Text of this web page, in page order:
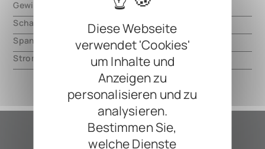
Diese Webseite
verwendet 'Cookies'
um Inhalte und
Anzeigen zu
personalisieren und zu
analysieren.
Bestimmen Sie,
welche Dienste
Gewicht
000.00 mm
Schaltungsart
analog
Spannung
9V DC, center negative
Strom
15mA